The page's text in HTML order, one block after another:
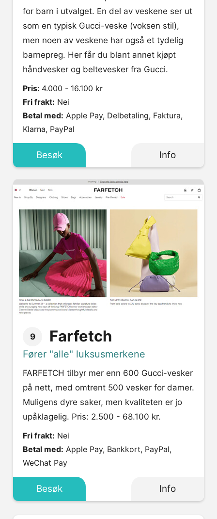
for barn i utvalget. En del av veskene ser ut
som en typisk Gucci-veske (voksen stil),
men noen av veskene har også et tydelig
barnepreg. Her får du blant annet kjøpt
håndvesker og beltevesker fra Gucci.
Pris: 4.000 - 16.100 kr
Fri frakt: Nei
Betal med:
Klarna, PayPal
Besøk Info
9 Farfetch
Fører "alle" luksusmerkene
FARFETCH tilbyr mer enn 600 Gucci-vesker
på nett, med omtrent 500 vesker for damer.
Muligens dyre saker, men kvaliteten er jo
upåklagelig. Pris: 2.500 - 68.100 kr.
Fri frakt: Nei
Betal med:
WeChat Pay
Besøk Info